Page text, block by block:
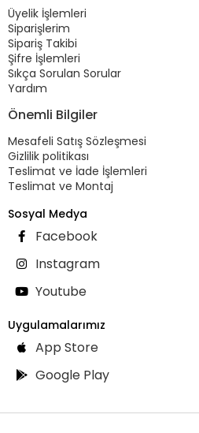
Üyelik İşlemleri
Siparişlerim
Sipariş Takibi
Şifre İşlemleri
Sıkça Sorulan Sorular
Yardım
Önemli Bilgiler
Mesafeli Satış Sözleşmesi
Gizlilik politikası
Teslimat ve İade İşlemleri
Teslimat ve Montaj
Sosyal Medya
Facebook
Instagram
Youtube
Uygulamalarımız
App Store
Google Play